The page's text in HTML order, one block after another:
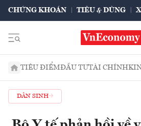
CHỨNG KHOÁN TIÊU & DÙNG
TIÊU ĐIỂMĐẦU TƯTÀI CHÍNH
DÂN SINH